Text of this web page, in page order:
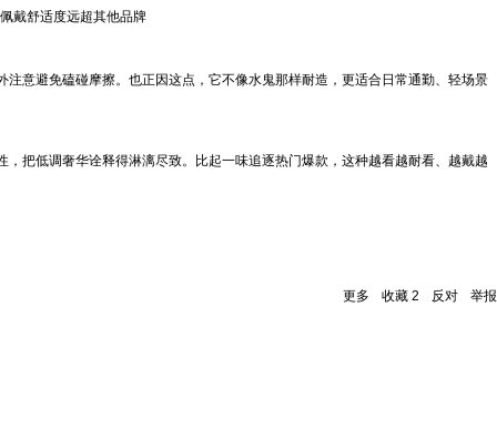
戴舒适度远超其他品牌
意避免磕碰摩擦。也正因这点，它不像水鬼那样耐造，更适合日常通勤、轻场景
把低调奢华诠释得淋漓尽致。比起一味追逐热门爆款，这种越看越耐看、越戴越
更多 收藏 2 反对 举报